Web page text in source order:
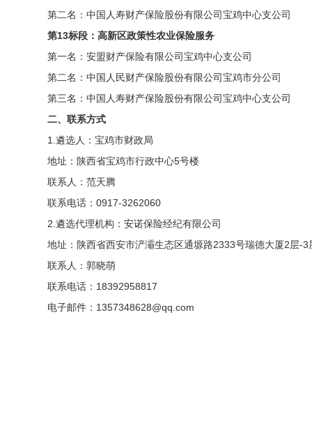
第二名：中国人寿财产保险股份有限公司宝鸡中心支公司
第13标段：高新区政策性农业保险服务
第一名：安盟财产保险有限公司宝鸡中心支公司
第二名：中国人民财产保险股份有限公司宝鸡市分公司
第三名：中国人寿财产保险股份有限公司宝鸡中心支公司
二、联系方式
1.遴选人：宝鸡市财政局
地址：陕西省宝鸡市行政中心5号楼
联系人：范天腾
联系电话：0917-3262060
2.遴选代理机构：安诺保险经纪有限公司
地址：陕西省西安市浐灞生态区通塬路2333号瑞德大厦2层-3
联系人：郭晓萌
联系电话：18392958817
电子邮件：1357348628@qq.com